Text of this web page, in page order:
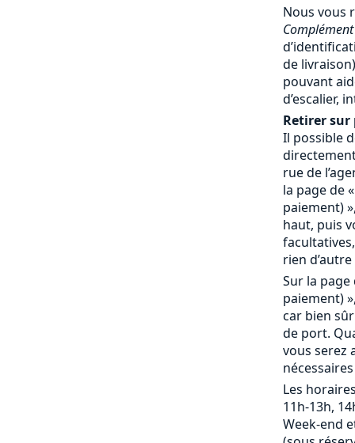
Nous vous
Complément
de
pouvant
d’escalier,
Retirer sur
Il possible
rue de
la page de
paiement)
haut, puis
rien
Sur la
paiement)
car bien
de port.
vous serez
Les
11h-13h,
Week-end